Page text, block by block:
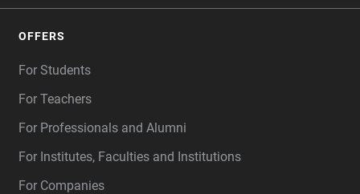
OFFERS
For Students
For Teachers
For Professionals and Alumni
For Institutes, Faculties and Institutions
For Companies